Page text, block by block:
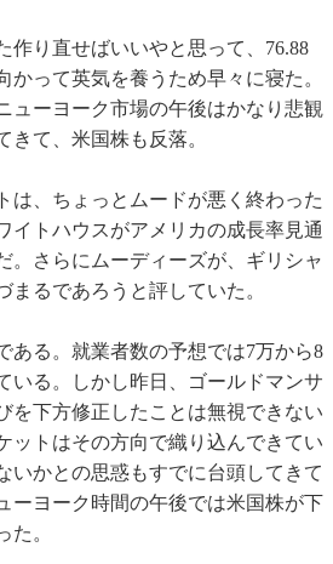
り直せばいいやと思って、76.88
かって英気を養うため早々に寝た。
ューヨーク市場の午後はかなり悲観
きて、米国株も反落。
、ちょっとムードが悪く終わった
イトハウスがアメリカの成長率見通
。さらにムーディーズが、ギリシャ
まるであろうと評していた。
る。就業者数の予想では7万から8
いる。しかし昨日、ゴールドマンサ
を下方修正したことは無視できない
ットはその方向で織り込んできてい
いかとの思惑もすでに台頭してきて
ーヨーク時間の午後では米国株が下
た。